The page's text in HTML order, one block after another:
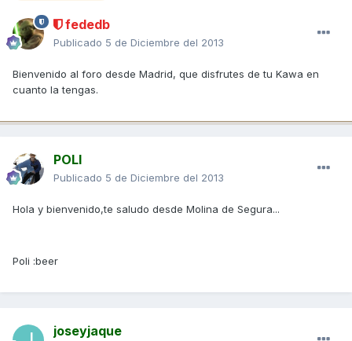
fededb
Publicado 5 de Diciembre del 2013
Bienvenido al foro desde Madrid, que disfrutes de tu Kawa en
cuanto la tengas.
POLI
Publicado 5 de Diciembre del 2013
Hola y bienvenido,te saludo desde Molina de Segura...
Poli :beer
joseyjaque